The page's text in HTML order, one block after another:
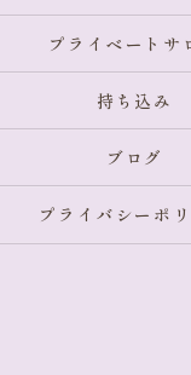
プライベートサ
持ち込み
ブログ
プライバシーポ